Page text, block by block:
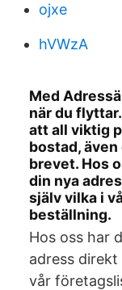
ojxe
hVWzA
Med
när du
att all viktig
bostad,
brevet. Hos
din nya
själv vilka i
beställning.
Hos oss har
adress
vår